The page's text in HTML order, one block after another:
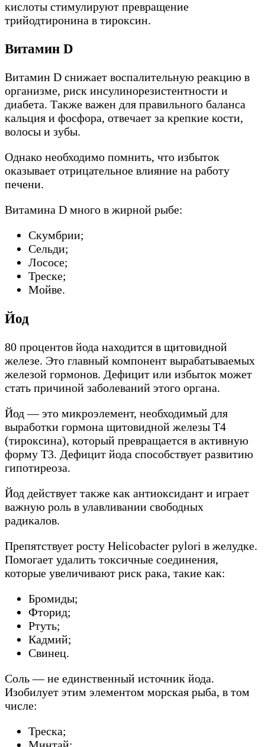
кислоты стимулируют превращение
трийодтиронина в тироксин.
Витамин D
Витамин D снижает воспалительную реакцию в
организме, риск инсулинорезистентности и
диабета. Также важен для правильного баланса
кальция и фосфора, отвечает за крепкие кости,
волосы и зубы.
Однако необходимо помнить, что избыток
оказывает отрицательное влияние на работу
печени.
Витамина D много в жирной рыбе:
Скумбрии;
Сельди;
Лососе;
Треске;
Мойве.
Йод
80 процентов йода находится в щитовидной
железе. Это главный компонент вырабатываемых
железой гормонов. Дефицит или избыток может
стать причиной заболеваний этого органа.
Йод — это микроэлемент, необходимый для
выработки гормона щитовидной железы Т4
(тироксина), который превращается в активную
форму Т3. Дефицит йода способствует развитию
гипотиреоза.
Йод действует также как антиоксидант и играет
важную роль в улавливании свободных
радикалов.
Препятствует росту Helicobacter pylori в желудке.
Помогает удалить токсичные соединения,
которые увеличивают риск рака, такие как:
Бромиды;
Фторид;
Ртуть;
Кадмий;
Свинец.
Соль — не единственный источник йода.
Изобилует этим элементом морская рыба, в том
числе:
Треска;